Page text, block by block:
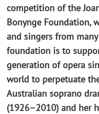
competition of the
Bonynge Foundation,
and singers from
foundation is to
generation of opera
world to perpetuate
Australian soprano
(1926–2010) and her